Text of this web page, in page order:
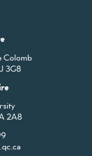
Colomb
3G8
2A8